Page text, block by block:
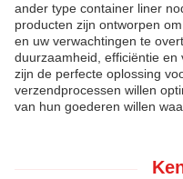
ander type container liner
producten zijn ontworpen
en uw verwachtingen te
duurzaamheid, efficiëntie
zijn de perfecte oplossing
verzendprocessen willen
van hun goederen willen